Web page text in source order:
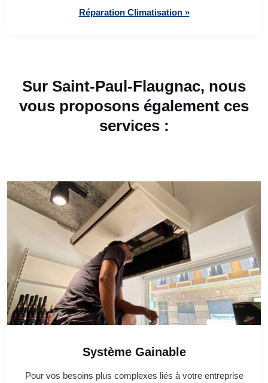
Réparation Climatisation »
Sur Saint-Paul-Flaugnac, nous
vous proposons également ces
services :
Système Gainable
Pour vos besoins plus complexes liés à votre entreprise